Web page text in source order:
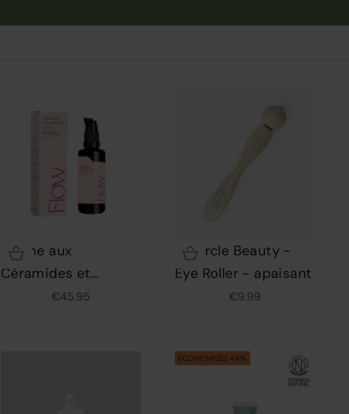
Choisir les options
Crème aux
Céramides et
Probiotiques - Flow
Prix de vente
€45.95
Choisir les options
Upcircle Beauty -
Eye Roller - apaisant
Prix de vente
€9.99
ECONOMISEZ 44%